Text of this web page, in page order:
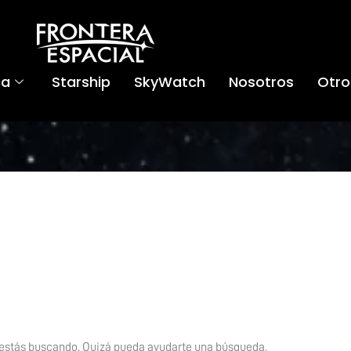
Starship SkyWatch Nosotros
buscando. Quizá pueda ayudarte una búsqueda.